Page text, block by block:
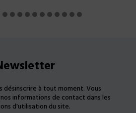
désinscrire à tout moment. Vous
informations de contact dans les
d'utilisation du site.